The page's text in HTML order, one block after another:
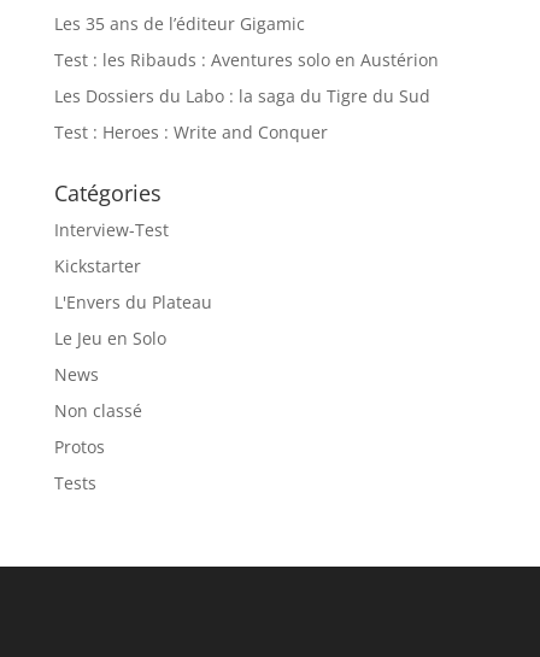
Les 35 ans de l’éditeur Gigamic
Test : les Ribauds : Aventures solo en Austérion
Les Dossiers du Labo : la saga du Tigre du Sud
Test : Heroes : Write and Conquer
Catégories
Interview-Test
Kickstarter
L'Envers du Plateau
Le Jeu en Solo
News
Non classé
Protos
Tests